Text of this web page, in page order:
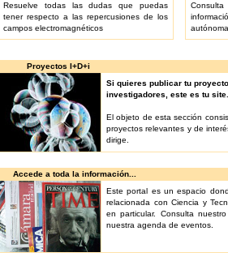
Resuelve todas las dudas que puedas
tener respecto a las repercusiones de los
campos electromagnéticos
Proyectos I+D+i
Si quieres publicar tu
investigadores, este es tu site.
El objeto de esta sección
proyectos relevantes y de
dirige.
Accede a toda la información...
Este portal es un espacio
relacionada con Ciencia y
en particular. Consulta
nuestra agenda de eventos.